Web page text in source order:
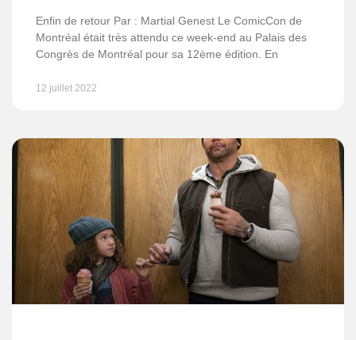
Enfin de retour Par : Martial Genest Le ComicCon de
Montréal était très attendu ce week-end au Palais des
Congrès de Montréal pour sa 12ème édition. En
12 juillet 2022